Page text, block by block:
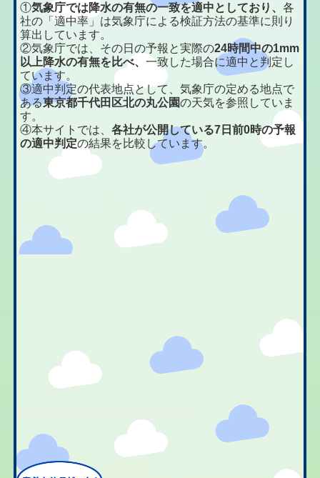
①気象庁では降水の有無の一致を適中としており、各
社の「適中率」は気象庁による検証方法の基準に則り
算出しています。
②気象庁では、その日の予報と実際の24時間中の1mm
以上降水の有無を比べ、一致した場合に適中と判定し
ています。
③適中判定の代表地点として、気象庁の定める地点で
ある東京都千代田区北の丸公園の天気を参照していま
す。
④本サイトでは、各社が公開している7日前0時の予報
の適中判定の結果を比較しています。